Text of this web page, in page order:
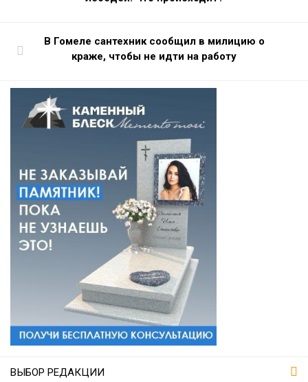
В Гомеле сантехник сообщил в милицию о
краже, чтобы не идти на работу
ВЫБОР РЕДАКЦИИ